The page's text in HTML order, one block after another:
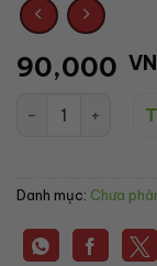
90,000
OL Combo
Danh mục: Chưa